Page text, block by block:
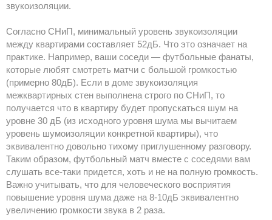
звукоизоляции.
Согласно СНиП, минимальный уровень звукоизоляции
между квартирами составляет 52дБ. Что это означает на
практике. Например, ваши соседи — футбольные фанаты,
которые любят смотреть матчи с большой громкостью
(примерно 80дБ). Если в доме звукоизоляция
межквартирных стен выполнена строго по СНиП, то
получается что в квартиру будет пропускаться шум на
уровне 30 дБ (из исходного уровня шума мы вычитаем
уровень шумоизоляции конкретной квартиры), что
эквивалентно довольно тихому приглушенному разговору.
Таким образом, футбольный матч вместе с соседями вам
слушать все-таки придется, хоть и не на полную громкость.
Важно учитывать, что для человеческого восприятия
повышение уровня шума даже на 8-10дБ эквивалентно
увеличению громкости звука в 2 раза.